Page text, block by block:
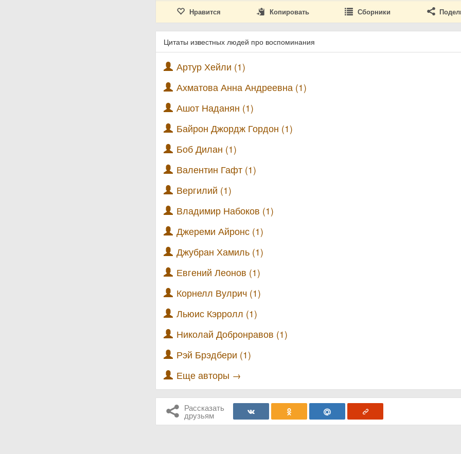
Нравится Копировать Сборники
Цитаты известных людей про воспоминания
Артур Хейли (1)
Ахматова Анна Андреевна (1)
Ашот Наданян (1)
Байрон Джордж Гордон (1)
Боб Дилан (1)
Валентин Гафт (1)
Вергилий (1)
Владимир Набоков (1)
Джереми Айронс (1)
Джубран Хамиль (1)
Евгений Леонов (1)
Корнелл Вулрич (1)
Льюис Кэрролл (1)
Николай Добронравов (1)
Рэй Брэдбери (1)
Еще авторы →
Рассказать
друзьям